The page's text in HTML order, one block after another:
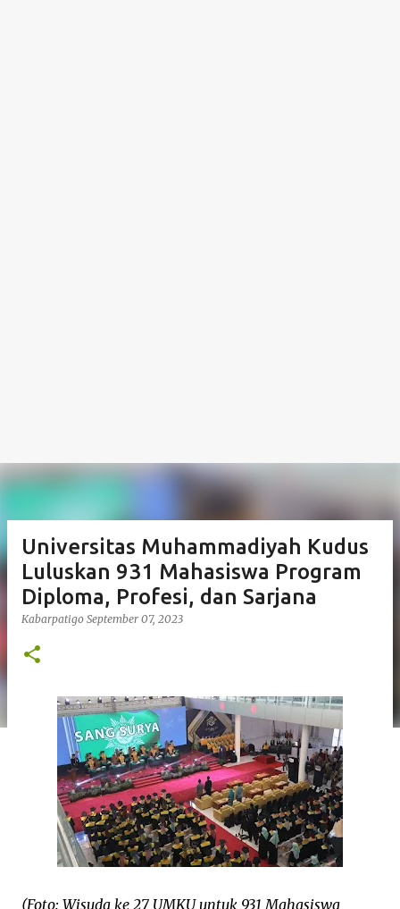
Universitas Muhammadiyah Kudus
Luluskan 931 Mahasiswa Program
Diploma, Profesi, dan Sarjana
Kabarpatigo September 07, 2023
(Foto: Wisuda ke 27 UMKU untuk 931 Mahasiswa